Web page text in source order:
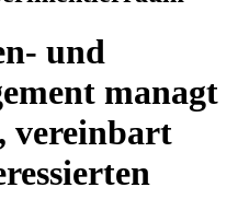
und
managt
vereinbart